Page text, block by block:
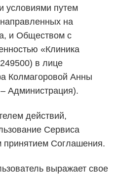
условиями путем
на
и Обществом с
«Клиника
в лице
Колмагоровой Анны
Администрация).
действий,
Сервиса
принятием Соглашения.
выражает свое